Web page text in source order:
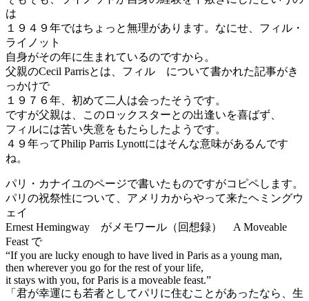
は
１９４９年ではちょっと無理があります。なにせ、フィル・
ライノット
自身がその年に生まれているのですから。
父親のCecil Parrisとは、フィル について書かれた記事がき
っかけで
１９７６年、初めて二人は会ったそうです。
ですが父親は、このロックスターとの出逢いを喜ばず、
フィルには苦い失意をもたらしたようです。
４９年ってPhilip Parris Lynottにはそんな意味があるんです
ね。
パリ・カナイユのページで書いたものですがコピペします。
パリの祝祭性について、アメリカからやって来たヘミングウ
ェイ
Ernest Hemingway がメモワール（回想録） A Moveable
Feast で
“If you are lucky enough to have lived in Paris as a young man,
then wherever you go for the rest of your life,
it stays with you, for Paris is a moveable feast.”
「君が幸運にも若者としてパリに住むことがあったなら、生